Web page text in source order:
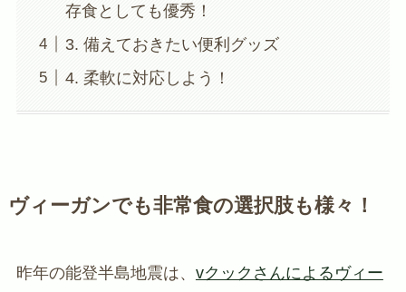
存食としても優秀！
3. 備えておきたい便利グッズ
4. 柔軟に対応しよう！
ヴィーガンでも非常食の選択肢も様々！
昨年の能登半島地震は、 vクックさんによるヴィー